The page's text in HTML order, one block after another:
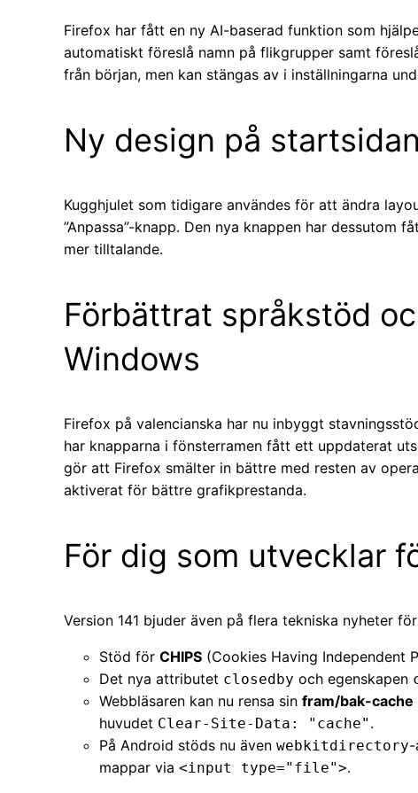
Firefox har fått en ny AI-baserad funktion som
automatiskt föreslå namn på flikgrupper samt
från början, men kan stängas av i inställningarna
Ny design på startsidan
Kugghjulet som tidigare användes för att ändra
”Anpassa”-knapp. Den nya knappen har dessutom
mer tilltalande.
Förbättrat språkstöd
Windows
Firefox på valencianska har nu inbyggt
har knapparna i fönsterramen fått ett uppdaterat
gör att Firefox smälter in bättre med resten av
aktiverat för bättre grafikprestanda.
För dig som utvecklar
Version 141 bjuder även på flera tekniska nyheter
Stöd för CHIPS (Cookies Having Independent
Det nya attributet closedby och egenskapen
Webbläsaren kan nu rensa sin fram/bak-cache
huvudet Clear-Site-Data: "cache" .
På Android stöds nu även webkitdirectory
mappar via <input type="file">.